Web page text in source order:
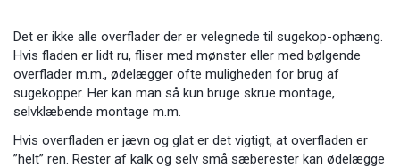
Det er ikke alle overflader der er velegnede til sugekop-ophæng.
Hvis fladen er lidt ru, fliser med mønster eller med bølgende
overflader m.m., ødelægger ofte muligheden for brug af
sugekopper. Her kan man så kun bruge skrue montage,
selvklæbende montage m.m.
Hvis overfladen er jævn og glat er det vigtigt, at overfladen er
”helt” ren. Rester af kalk og selv små sæberester kan ødelægge